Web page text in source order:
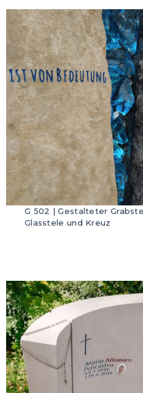
G 502 | Gestalteter
Glasstele und Kreuz